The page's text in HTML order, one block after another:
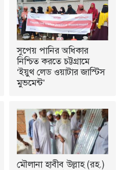
সুপেয় পানির অধিকার
নিশ্চিত করতে চট্টগ্রামে
‘ইয়ুথ লেড ওয়াটার জাস্টিস
মুভমেন্ট’
মৌলানা হাবীব উল্লাহ (রহ.)